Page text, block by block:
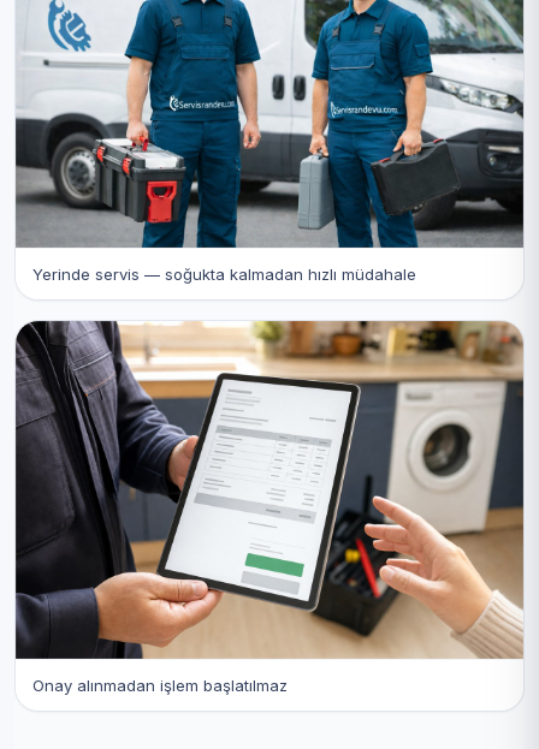
Yerinde servis — soğukta kalmadan hızlı müdahale
Onay alınmadan işlem başlatılmaz